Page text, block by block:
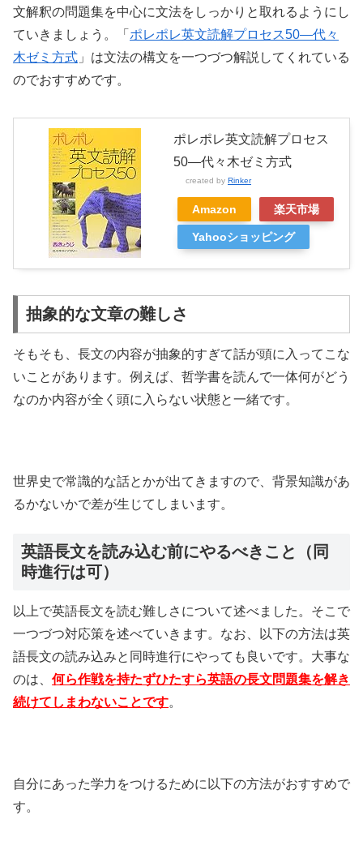
文解釈の問題集を中心に文法をしっかりと取れるようにし
ていきましょう。「 ポレポレ英文読解プロセス50―代々
木ゼミ方式 」は文法の構文を一つづつ解説してくれている
のでおすすめです。
ポレポレ英文読解プロセス
50―代々木ゼミ方式
created by Rinker
Amazon 楽天市場
Yahooショッピング
抽象的な文章の難しさ
そもそも、長文の内容が抽象的すぎて話が頭に入ってこな
いことがあります。例えば、哲学書を読んで一体何がどう
なのか内容が全く頭に入らない状態と一緒です。
世界史で常識的な話とかが出てきますので、背景知識があ
るかないかで差が生じてしまいます。
英語長文を読み込む前にやるべきこと（同
時進行は可）
以上で英語長文を読む難しさについて述べました。そこで
一つづつ対応策を述べていきます。なお、以下の方法は英
語長文の読み込みと同時進行にやっても良いです。大事な
のは、 何ら作戦を持たずひたすら英語の長文問題集を解き
続けてしまわないことです。
自分にあった学力をつけるために以下の方法がおすすめで
す。